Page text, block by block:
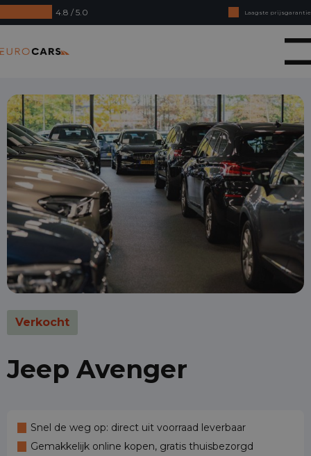
4.8 / 5.0
Laagste prijsgarantie
Online kopen, niet goed geld terug
Financial lease - Soepele acceptatie
Verkocht
Jeep Avenger
Snel de weg op: direct uit voorraad leverbaar
Gemakkelijk online kopen, gratis thuisbezorgd